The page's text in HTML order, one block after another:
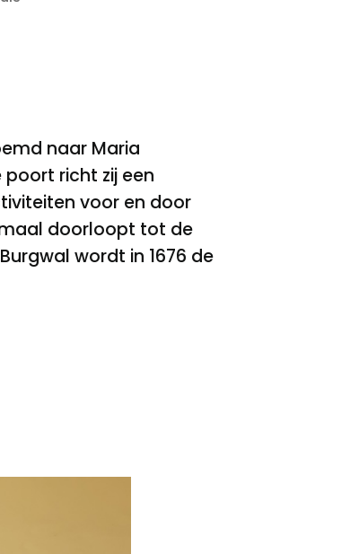
naar Maria
poort richt zij een
voor en door
doorloopt tot de
wordt in 1676 de